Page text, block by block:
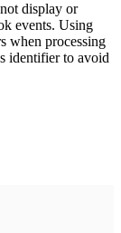
display or
events. Using
when processing
identifier to avoid